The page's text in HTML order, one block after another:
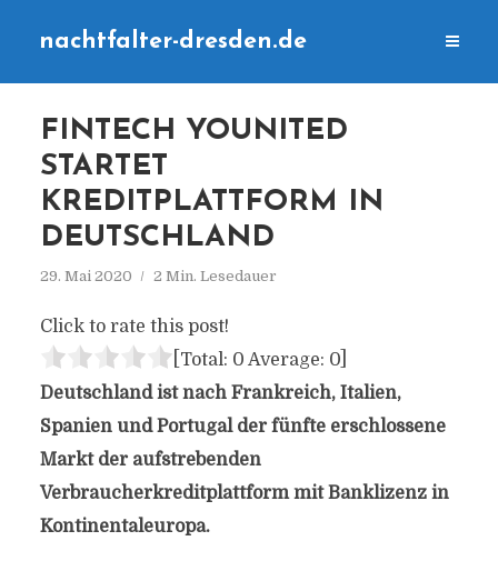
nachtfalter-dresden.de
FINTECH YOUNITED
STARTET
KREDITPLATTFORM IN
DEUTSCHLAND
29. Mai 2020 2 Min. Lesedauer
Click to rate this post!
[Total: 0 Average: 0]
Deutschland ist nach Frankreich, Italien,
Spanien und Portugal der fünfte erschlossene
Markt der aufstrebenden
Verbraucherkreditplattform mit Banklizenz in
Kontinentaleuropa.